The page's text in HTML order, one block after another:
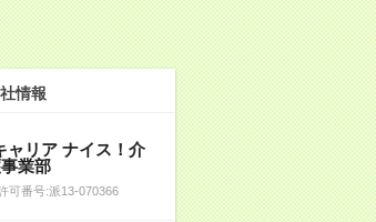
情報
ャリア ナイス！介
業部
可番号:派13-070366